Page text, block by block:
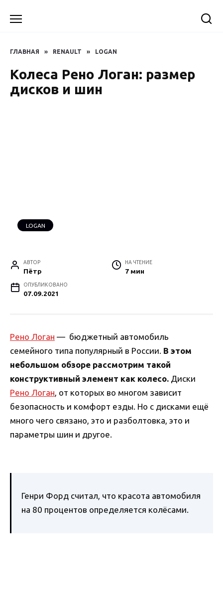
ГЛАВНАЯ » RENAULT » LOGAN
Колеса Рено Логан: размер
дисков и шин
LOGAN
АВТОР
Пётр
НА ЧТЕНИЕ
7 мин
ОПУБЛИКОВАНО
07.09.2021
Рено Логан — бюджетный автомобиль
семейного типа популярный в России. В этом
небольшом обзоре рассмотрим такой
конструктивный элемент как колесо. Диски
Рено Логан , от которых во многом зависит
безопасность и комфорт езды. Но с дисками ещё
много чего связано, это и разболтовка, это и
параметры шин и другое.
Генри Форд считал, что красота автомобиля
на 80 процентов определяется колёсами.